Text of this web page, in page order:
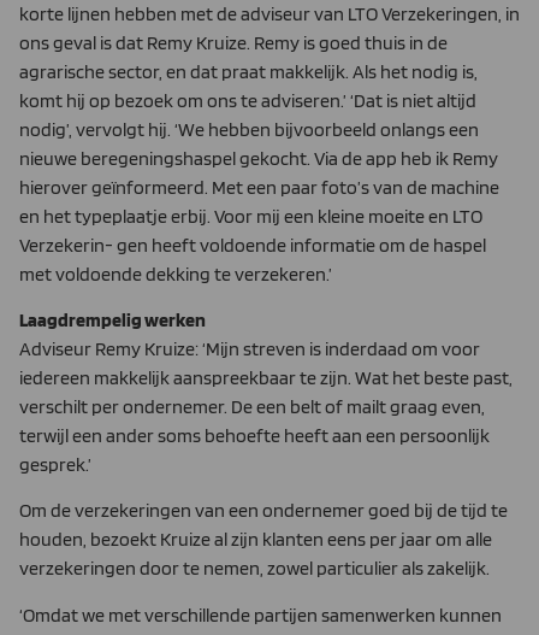
korte lijnen hebben met de adviseur van LTO Verzekeringen, in
ons geval is dat Remy Kruize. Remy is goed thuis in de
agrarische sector, en dat praat makkelijk. Als het nodig is,
komt hij op bezoek om ons te adviseren.’ ‘Dat is niet altijd
nodig’, vervolgt hij. ‘We hebben bijvoorbeeld onlangs een
nieuwe beregeningshaspel gekocht. Via de app heb ik Remy
hierover geïnformeerd. Met een paar foto’s van de machine
en het typeplaatje erbij. Voor mij een kleine moeite en LTO
Verzekerin- gen heeft voldoende informatie om de haspel
met voldoende dekking te verzekeren.’
Laagdrempelig werken
Adviseur Remy Kruize: ‘Mijn streven is inderdaad om voor
iedereen makkelijk aanspreekbaar te zijn. Wat het beste past,
verschilt per ondernemer. De een belt of mailt graag even,
terwijl een ander soms behoefte heeft aan een persoonlijk
gesprek.’
Om de verzekeringen van een ondernemer goed bij de tijd te
houden, bezoekt Kruize al zijn klanten eens per jaar om alle
verzekeringen door te nemen, zowel particulier als zakelijk.
‘Omdat we met verschillende partijen samenwerken kunnen